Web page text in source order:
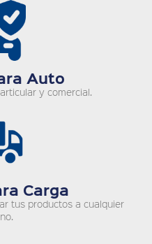
Auto
y comercial.
Carga
tus productos a cualquier